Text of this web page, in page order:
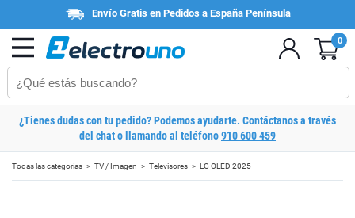
Envío Gratis en Pedidos a España Península
0
¿Tienes dudas con tu pedido? Podemos ayudarte. Contáctanos a través
del chat o llamando al teléfono910 600 459
Todas las categorías TV / Imagen Televisores LG OLED 2025